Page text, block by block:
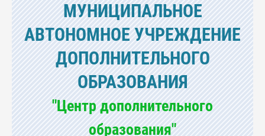
МУНИЦИПАЛЬНОЕ
АВТОНОМНОЕ УЧРЕЖДЕНИЕ
ДОПОЛНИТЕЛЬНОГО
ОБРАЗОВАНИЯ
"Центр дополнительного
образования"